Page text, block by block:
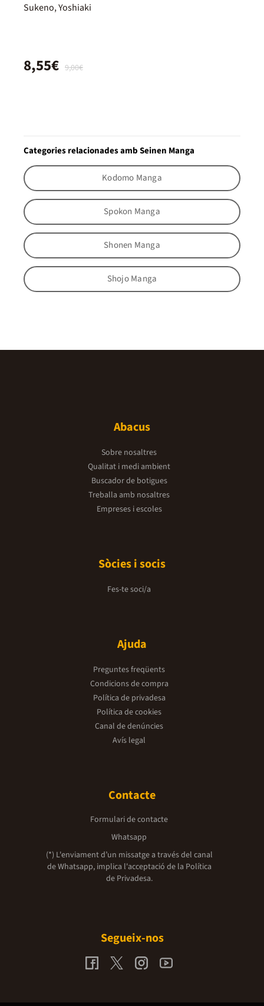
Sukeno, Yoshiaki
9,00€
8,55€
Categories relacionades amb Seinen Manga
Kodomo Manga
Spokon Manga
Shonen Manga
Shojo Manga
Abacus
Sobre nosaltres
Qualitat i medi ambient
Buscador de botigues
Treballa amb nosaltres
Empreses i escoles
Sòcies i socis
Fes-te soci/a
Ajuda
Preguntes freqüents
Condicions de compra
Política de privadesa
Política de cookies
Canal de denúncies
Avís legal
Contacte
Formulari de contacte
Whatsapp
(*) L'enviament d’un missatge a través del canal
de Whatsapp, implica l'acceptació de la Política
de Privadesa.
Segueix-nos